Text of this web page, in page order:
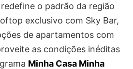
redefine o padrão da região
exclusivo com Sky Bar,
de apartamentos com
as condições inéditas
Minha Casa Minha